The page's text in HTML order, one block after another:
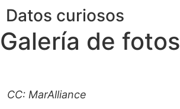
Datos curiosos
Galería de fotos
CC: MarAlliance